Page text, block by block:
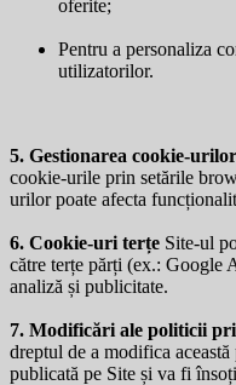
oferite;
Pentru a personaliza
utilizatorilor.
5. Gestionarea cookie-urilor
cookie-urile prin setările
urilor poate afecta
6. Cookie-uri terțe Site-ul
către terțe părți (ex.: Google
analiză și publicitate.
7. Modificări ale politicii
dreptul de a modifica
publicată pe Site și va fi